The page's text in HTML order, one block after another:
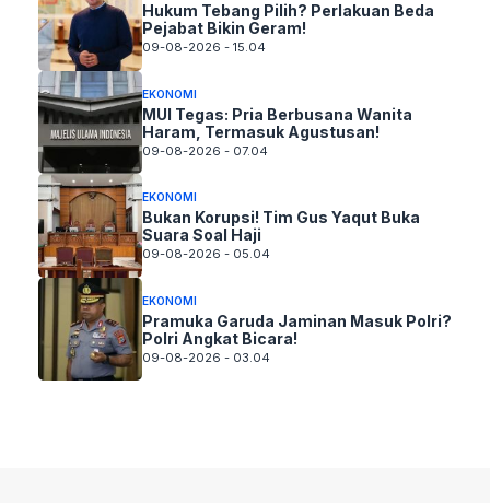
Hukum Tebang Pilih? Perlakuan Beda
Pejabat Bikin Geram!
09-08-2026 - 15.04
EKONOMI
MUI Tegas: Pria Berbusana Wanita
Haram, Termasuk Agustusan!
09-08-2026 - 07.04
EKONOMI
Bukan Korupsi! Tim Gus Yaqut Buka
Suara Soal Haji
09-08-2026 - 05.04
EKONOMI
Pramuka Garuda Jaminan Masuk Polri?
Polri Angkat Bicara!
09-08-2026 - 03.04